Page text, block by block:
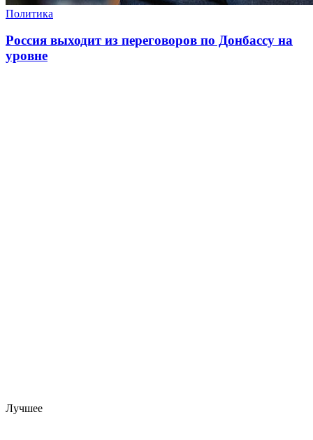
Политика
Россия выходит из переговоров по Донбассу на
уровне
Лучшее